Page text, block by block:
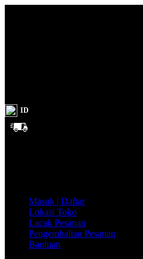
ID
Masuk | Daftar
Lokasi Toko
Lacak Pesanan
Pengembalian Pesanan
Bantuan